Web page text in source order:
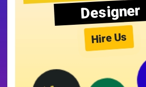
Designer
Hire Us